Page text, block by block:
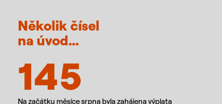
Několik čísel
na úvod...
145
Na začátku měsíce srpna byla zahájena výplata